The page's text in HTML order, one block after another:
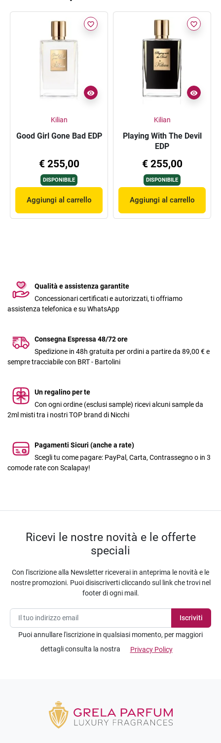
favorite_border
Kilian
Good Girl Gone Bad EDP
€ 255,00
DISPONIBILE
Aggiungi al carrello
favorite_border
Kilian
Playing With The Devil
EDP
€ 255,00
DISPONIBILE
Aggiungi al carrello
Qualità e assistenza garantite
Concessionari certificati e autorizzati, ti offriamo
assistenza telefonica e su WhatsApp
Consegna Espressa 48/72 ore
Spedizione in 48h gratuita per ordini a partire da 89,00 € e
sempre tracciabile con BRT - Bartolini
Un regalino per te
Con ogni ordine (esclusi sample) ricevi alcuni sample da
2ml misti tra i nostri TOP brand di Nicchi
Pagamenti Sicuri (anche a rate)
Scegli tu come pagare: PayPal, Carta, Contrassegno o in 3
comode rate con Scalapay!
Ricevi le nostre novità e le offerte
speciali
Con l'iscrizione alla Newsletter riceverai in anteprima le novità e le
nostre promozioni. Puoi disiscriverti cliccando sul link che trovi nel
footer di ogni mail.
Puoi annullare l'iscrizione in qualsiasi momento, per maggiori
dettagli consulta la nostra
Privacy Policy